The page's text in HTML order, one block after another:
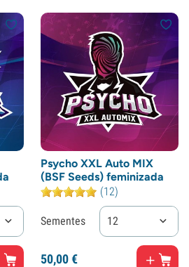
Psycho XXL Auto MIX
(BSF Seeds) feminizada
(12)
Sementes 12
50,00€